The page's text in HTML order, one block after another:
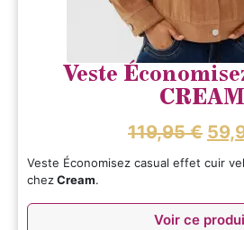
Veste
CREAM
119,95€
Veste Économisez casual effet cuir
chezCream.
Voir ce